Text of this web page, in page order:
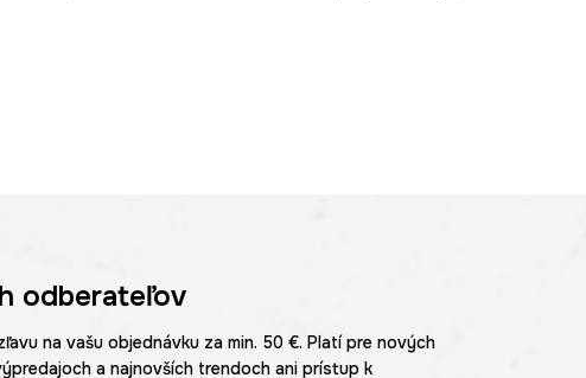
odberateľov
na vašu objednávku za min. 50 €. Platí pre nových
a najnovších trendoch ani prístup k